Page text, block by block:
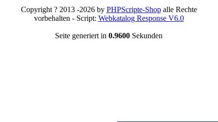
Copyright ? 2013 -2026 by PHPScripte-Shopalle Rechte
vorbehalten - Script: Webkatalog Response V6.0
Seite generiert in 0.9600 Sekunden